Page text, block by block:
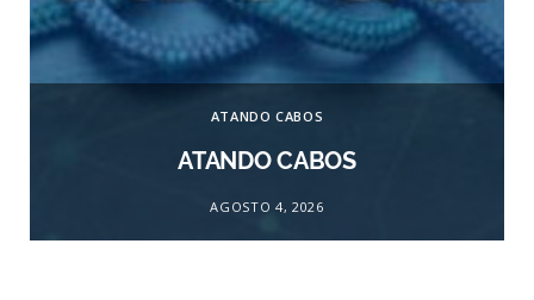
ATANDO CABOS
ATANDO CABOS
AGOSTO 4, 2026